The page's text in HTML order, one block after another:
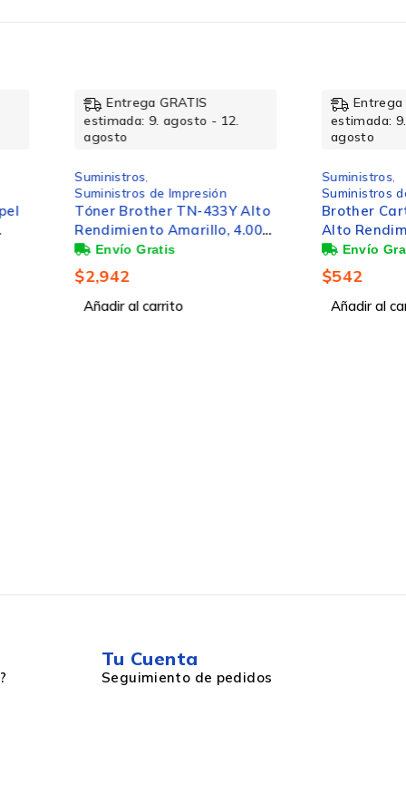
9. agosto - 12.
de Impresión
TN-433Y Alto
Amarillo, 4.000
estimada: 9. agosto - 12.
Suministros de Impresión
Brother Cartucho de Super
Alto Rendimiento LC-3019M
Magenta, 1500 Páginas
Tu Cuenta
Seguimiento de pedidos